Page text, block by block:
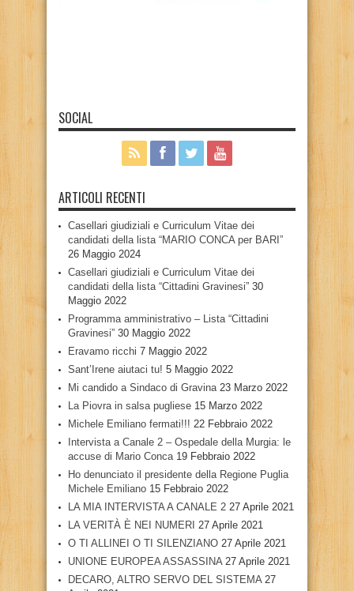
SOCIAL
ARTICOLI RECENTI
Casellari giudiziali e Curriculum Vitae dei
candidati della lista “MARIO CONCA per BARI”
26 Maggio 2024
Casellari giudiziali e Curriculum Vitae dei
candidati della lista “Cittadini Gravinesi” 30
Maggio 2022
Programma amministrativo – Lista “Cittadini
Gravinesi” 30 Maggio 2022
Eravamo ricchi 7 Maggio 2022
Sant’Irene aiutaci tu! 5 Maggio 2022
Mi candido a Sindaco di Gravina 23 Marzo 2022
La Piovra in salsa pugliese 15 Marzo 2022
Michele Emiliano fermati!!! 22 Febbraio 2022
Intervista a Canale 2 – Ospedale della Murgia: le
accuse di Mario Conca 19 Febbraio 2022
Ho denunciato il presidente della Regione Puglia
Michele Emiliano 15 Febbraio 2022
LA MIA INTERVISTA A CANALE 2 27 Aprile 2021
LA VERITÀ È NEI NUMERI 27 Aprile 2021
O TI ALLINEI O TI SILENZIANO 27 Aprile 2021
UNIONE EUROPEA ASSASSINA 27 Aprile 2021
DECARO, ALTRO SERVO DEL SISTEMA 27